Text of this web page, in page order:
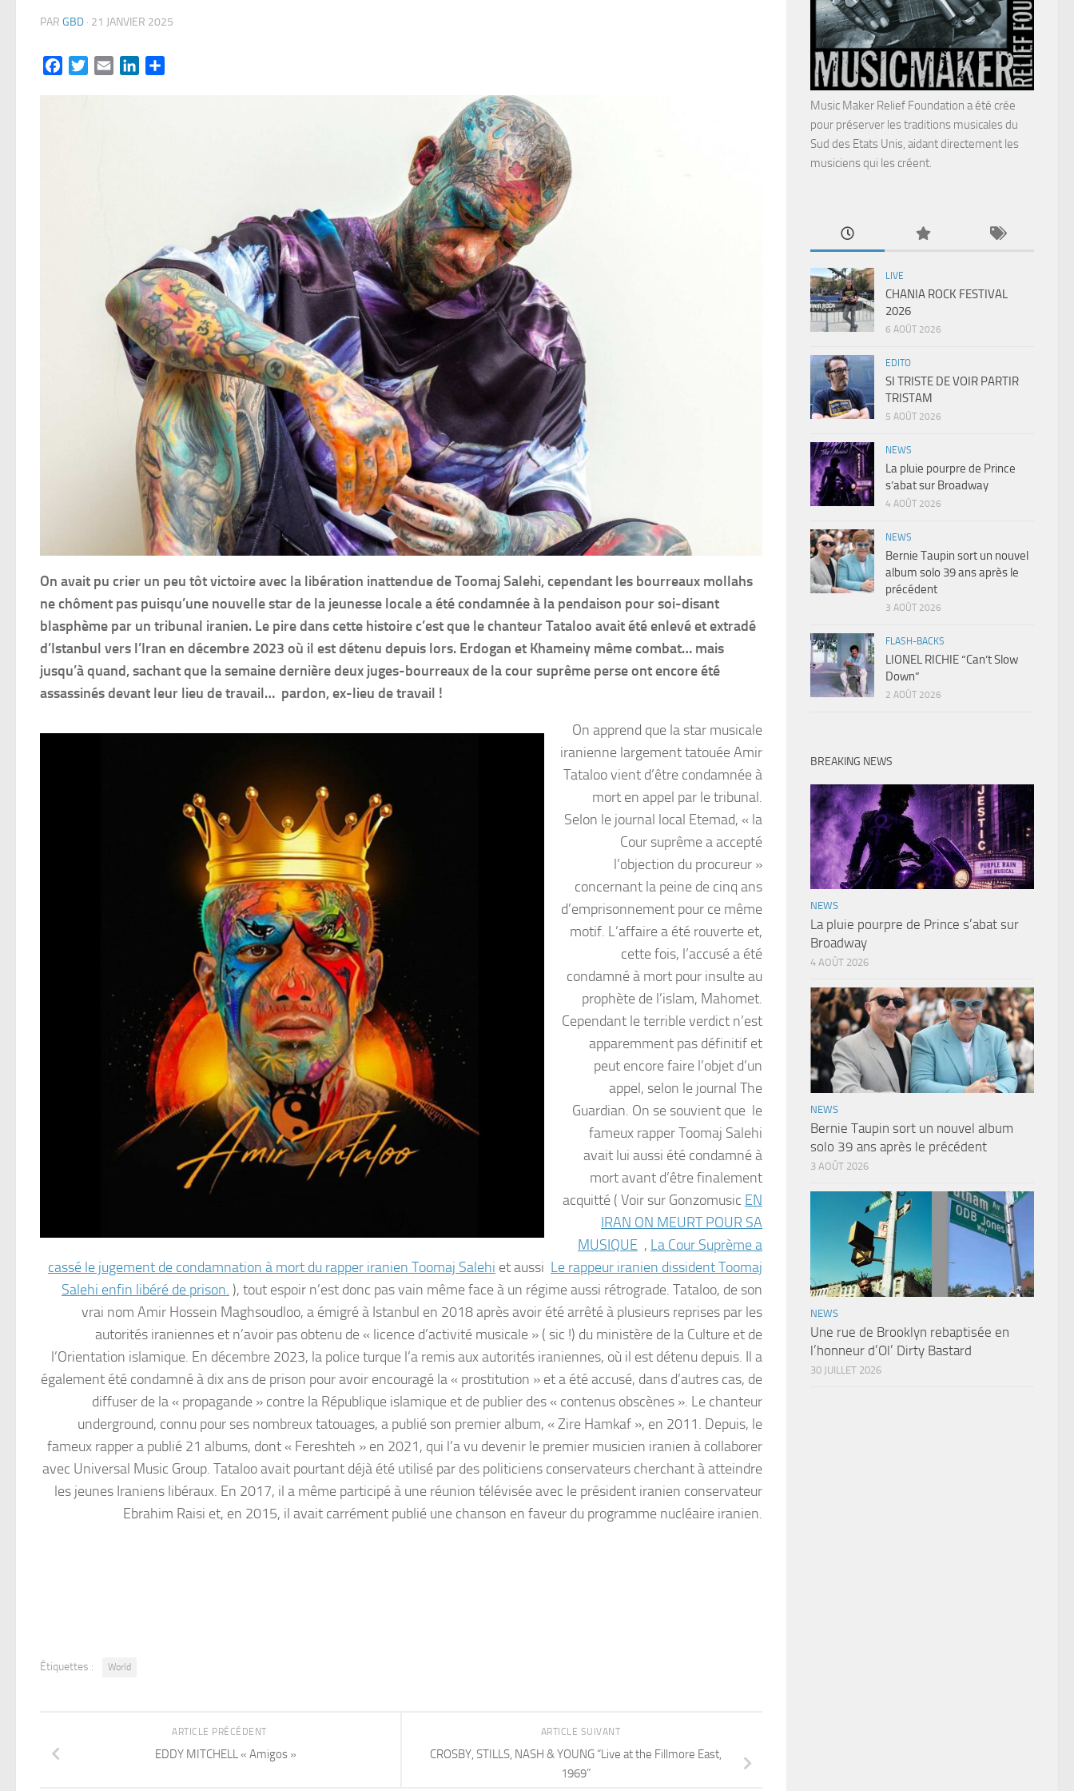
PAR GBD · 21 JANVIER 2025
FacebookTwitterEmail LinkedIn
On avait pu crier un peu tôt victoire avec la libération inattendue de Toomaj Salehi, cependant les bourreaux mollahs
ne chôment pas puisqu’une nouvelle star de la jeunesse locale a été condamnée à la pendaison pour soi-disant
blasphème par un tribunal iranien. Le pire dans cette histoire c’est que le chanteur Tataloo avait été enlevé et extradé
d’Istanbul vers l’Iran en décembre 2023 où il est détenu depuis lors. Erdogan et Khameiny même combat… mais
jusqu’à quand, sachant que la semaine dernière deux juges-bourreaux de la cour suprême perse ont encore été
assassinés devant leur lieu de travail… pardon, ex-lieu de travail !
On apprend que la star musicale
iranienne largement tatouée Amir
Tataloo vient d’être condamnée à
mort en appel par le tribunal.
Selon le journal local Etemad, « la
Cour suprême a accepté
l’objection du procureur »
concernant la peine de cinq ans
d’emprisonnement pour ce même
motif. L’affaire a été rouverte et,
cette fois, l’accusé a été
condamné à mort pour insulte au
prophète de l’islam, Mahomet.
Cependant le terrible verdict n’est
apparemment pas définitif et
peut encore faire l’objet d’un
appel, selon le journal The
Guardian. On se souvient que le
fameux rapper Toomaj Salehi
avait lui aussi été condamné à
mort avant d’être finalement
acquitté ( Voir sur Gonzomusic EN
IRAN ON MEURT POUR SA
MUSIQUE , La Cour Suprème a
cassé le jugement de condamnation à mort du rapper iranien Toomaj Salehi et aussi Le rappeur iranien dissident Toomaj
Salehi enfin libéré de prison. ), tout espoir n’est donc pas vain même face à un régime aussi rétrograde. Tataloo, de son
vrai nom Amir Hossein Maghsoudloo, a émigré à Istanbul en 2018 après avoir été arrêté à plusieurs reprises par les
autorités iraniennes et n’avoir pas obtenu de « licence d’activité musicale » ( sic !) du ministère de la Culture et de
l’Orientation islamique. En décembre 2023, la police turque l’a remis aux autorités iraniennes, où il est détenu depuis. Il a
également été condamné à dix ans de prison pour avoir encouragé la « prostitution » et a été accusé, dans d’autres cas, de
diffuser de la « propagande » contre la République islamique et de publier des « contenus obscènes ». Le chanteur
underground, connu pour ses nombreux tatouages, a publié son premier album, « Zire Hamkaf », en 2011. Depuis, le
fameux rapper a publié 21 albums, dont « Fereshteh » en 2021, qui l’a vu devenir le premier musicien iranien à collaborer
avec Universal Music Group. Tataloo avait pourtant déjà été utilisé par des politiciens conservateurs cherchant à atteindre
les jeunes Iraniens libéraux. En 2017, il a même participé à une réunion télévisée avec le président iranien conservateur
Ebrahim Raisi et, en 2015, il avait carrément publié une chanson en faveur du programme nucléaire iranien.
Étiquettes : World
ARTICLE SUIVANT
CROSBY, STILLS, NASH & YOUNG “Live at the Fillmore East,
1969”
ARTICLE PRÉCÉDENT
EDDY MITCHELL « Amigos »
Music Maker Relief Foundation a été crée
pour préserver les traditions musicales du
Sud des Etats Unis, aidant directement les
musiciens qui les créent.
LIVE
CHANIA ROCK FESTIVAL
2026
6 AOÛT 2026
EDITO
SI TRISTE DE VOIR PARTIR
TRISTAM
5 AOÛT 2026
NEWS
La pluie pourpre de Prince
s’abat sur Broadway
4 AOÛT 2026
NEWS
Bernie Taupin sort un nouvel
album solo 39 ans après le
précédent
3 AOÛT 2026
FLASH-BACKS
LIONEL RICHIE “Can’t Slow
Down”
2 AOÛT 2026
BREAKING NEWS
NEWS
La pluie pourpre de Prince s’abat sur
Broadway
4 AOÛT 2026
NEWS
Bernie Taupin sort un nouvel album
solo 39 ans après le précédent
3 AOÛT 2026
NEWS
Une rue de Brooklyn rebaptisée en
l’honneur d’Ol’ Dirty Bastard
30 JUILLET 2026